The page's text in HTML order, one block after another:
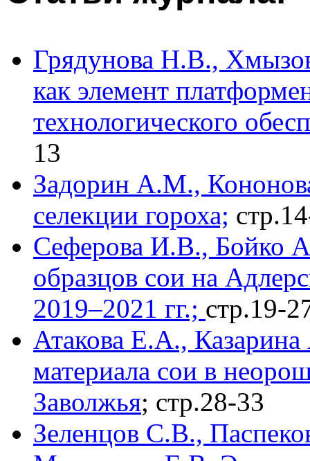
Грядунова Н.В.,
как элемент
технологического
13
Задорин А.М.,
селекции гороха;
Сеферова И.В., Бойко
образцов сои на
2019–2021 гг.; стр.19-
Атакова Е.А.,
материала сои в
Заволжья; стр.28-33
Зеленцов С.В.,